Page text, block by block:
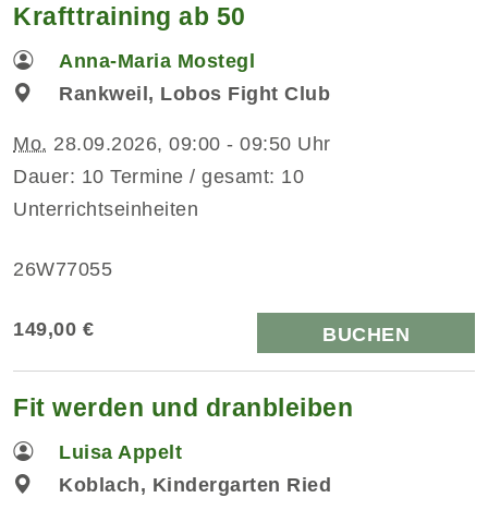
Krafttraining ab 50
Anna-Maria Mostegl
Rankweil, Lobos Fight Club
Mo. 28.09.2026, 09:00 - 09:50 Uhr
Dauer: 10 Termine / gesamt: 10
Unterrichtseinheiten
26W77055
149,00 € BUCHEN
Fit werden und dranbleiben
Luisa Appelt
Koblach, Kindergarten Ried